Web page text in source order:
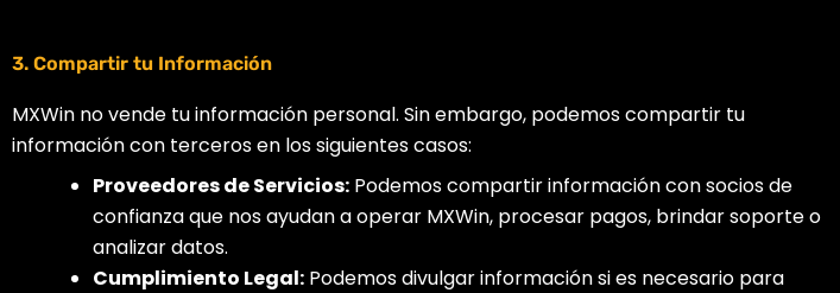
3. Compartir tu Información
MXWin no vende tu información personal. Sin embargo, podemos compartir tu
información con terceros en los siguientes casos:
Proveedores de Servicios: Podemos compartir información con socios de
confianza que nos ayudan a operar MXWin, procesar pagos, brindar soporte o
analizar datos.
Cumplimiento Legal: Podemos divulgar información si es necesario para